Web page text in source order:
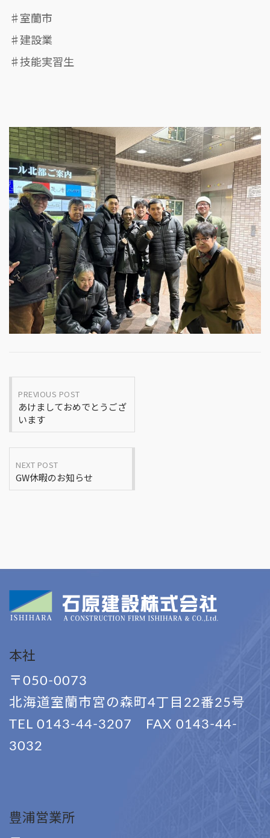
♯室蘭市
♯建設業
♯技能実習生
Post
navigation
PREVIOUS POST
あけましておめでとうござ
います
NEXT POST
GW休暇のお知らせ
本社
〒050-0073
北海道室蘭市宮の森町4丁目22番25号
TEL 0143-44-3207 FAX 0143-44-
3032
豊浦営業所